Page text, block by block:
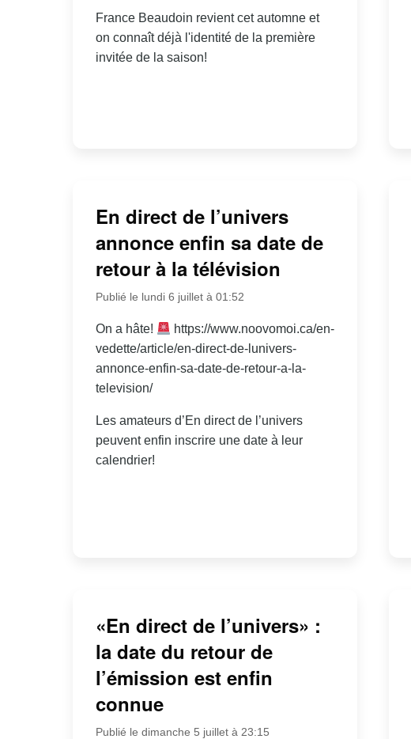
France Beaudoin revient cet automne et
on connaît déjà l'identité de la première
invitée de la saison!
En direct de l’univers
annonce enfin sa date de
retour à la télévision
Publié le lundi 6 juillet à 01:52
On a hâte!
https://www.noovomoi.ca/en-
vedette/article/en-direct-de-lunivers-
annonce-enfin-sa-date-de-retour-a-la-
television/
Les amateurs d’En direct de l’univers
peuvent enfin inscrire une date à leur
calendrier!
«En direct de l’univers» :
la date du retour de
l’émission est enfin
connue
Publié le dimanche 5 juillet à 23:15